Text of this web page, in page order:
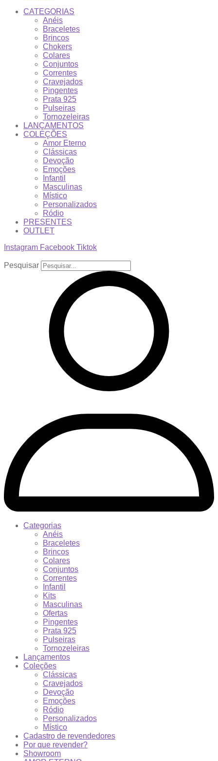
CATEGORIAS
Anéis
Braceletes
Brincos
Chokers
Colares
Conjuntos
Correntes
Cravejados
Pingentes
Prata 925
Pulseiras
Tornozeleiras
LANÇAMENTOS
COLEÇÕES
Amor Eterno
Clássicas
Devoção
Emoções
Infantil
Masculinas
Místico
Personalizados
Ródio
PRESENTES
OUTLET
Instagram Facebook Tiktok
Pesquisar
Categorias
Anéis
Braceletes
Brincos
Colares
Conjuntos
Correntes
Infantil
Kits
Masculinas
Ofertas
Pingentes
Prata 925
Pulseiras
Tornozeleiras
Lançamentos
Coleções
Clássicas
Cravejados
Devoção
Emoções
Ródio
Personalizados
Místico
Cadastro de revendedores
Por que revender?
Showroom